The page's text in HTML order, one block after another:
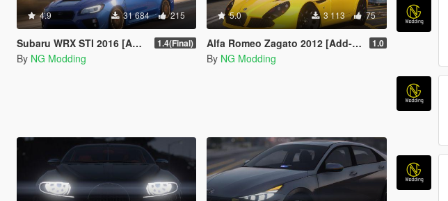
4.9 31 684 215
Subaru WRX STI 2016 [Add-On / Livery / Tuning / Extras ] 1.4(Final)
By NG Modding
5.0 3 113 75
Alfa Romeo Zagato 2012 [Add-On] 1.0
By NG Modding